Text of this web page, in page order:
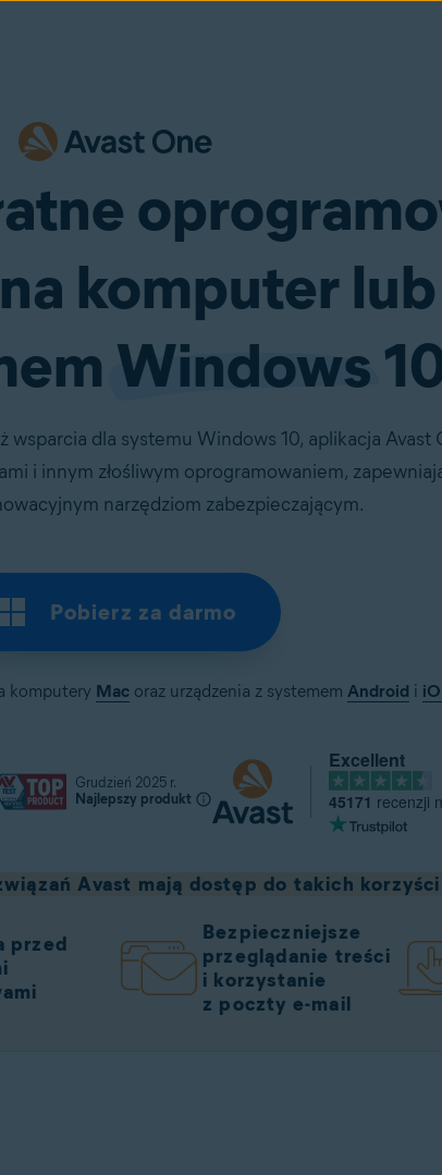
komputer
Windows
dla systemu Windows 10, aplikacja Avast
i innym złośliwym oprogramowaniem,
narzędziom zabezpieczającym.
Pobierz za darmo
komputery Mac oraz urządzenia z systemem Android i
Grudzień 2025 r.
Najlepszy produkt
Excellent
45171 recenzji
Avast mają dostęp do takich
przed
Bezpieczniejsze
przeglądanie treści
i korzystanie
z poczty e-mail